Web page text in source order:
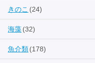
きのこ (24)
海藻(32)
魚介類(178)